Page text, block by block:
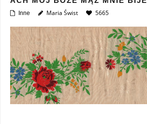
Inne Maria Świst 5665